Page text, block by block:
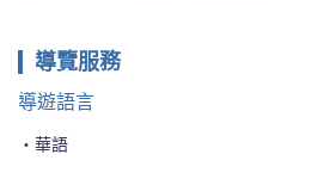
導覽服務
導遊語言
華語